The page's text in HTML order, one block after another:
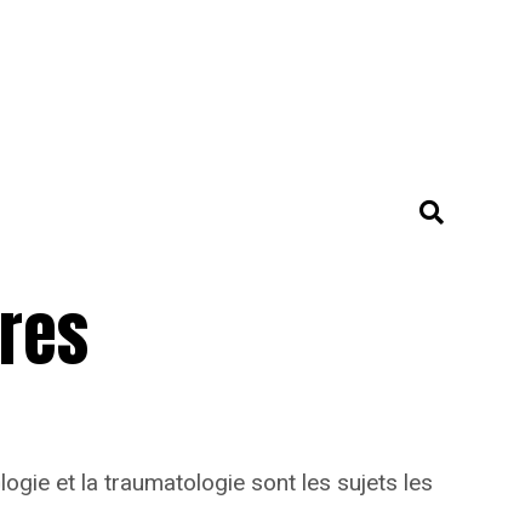
et la traumatologie sont les sujets les